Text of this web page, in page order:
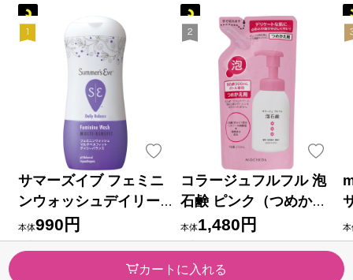
カートに入れる
サマーズイブ フェミニ
ンウォッシュデイリー
バランス ２３７ｍｌ ピ
ルボックスジャパン
本体990円
税率10％ 1,089円（税込）
今すぐのご注文で最短今日(20
コラージュフルフル 泡
石鹸 ピンク（つめかえ
用） ２１０ｍｌ 持田ヘ
ルスケア (医薬部外品)
本体1,480円
税率10％ 1,628円（税込）
今すぐのご注文で最短今日(20
本
税